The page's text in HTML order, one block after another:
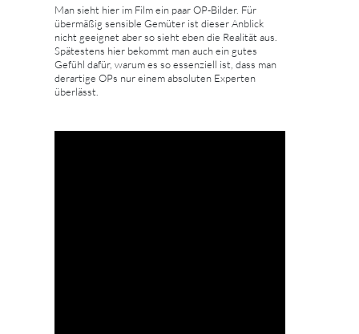
Man sieht hier im Film ein paar OP-Bilder. Für
übermäßig sensible Gemüter ist dieser Anblick
nicht geeignet aber so sieht eben die Realität aus.
Spätestens hier bekommt man auch ein gutes
Gefühl dafür, warum es so essenziell ist, dass man
derartige OPs nur einem absoluten Experten
überlässt.